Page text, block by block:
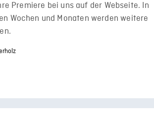
Premiere bei uns auf der Webseite. In
Wochen und Monaten werden weitere